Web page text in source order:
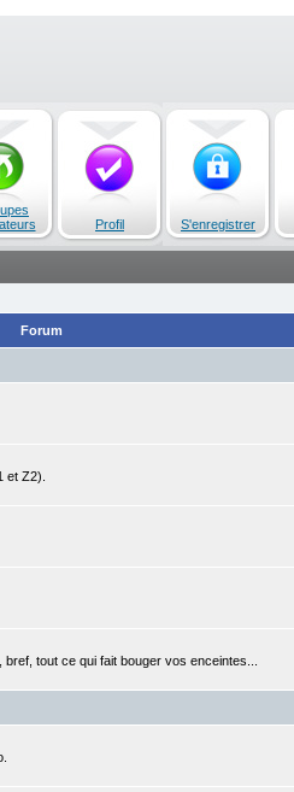
Profil S'enregistrer
Forum
et Z2).
tout ce qui fait bouger vos enceintes...